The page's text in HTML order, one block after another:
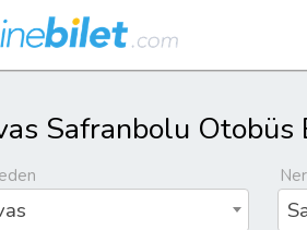
Safranbolu Otobüs